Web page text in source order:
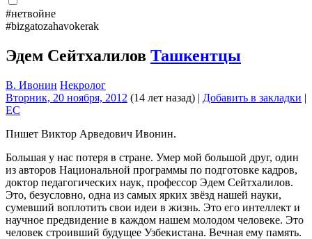
#нетвойне
#bizgatozahavokerak
Эдем Сейтхалилов Ташкентцы
В. Ивонин Некролог
Вторник, 20 ноября, 2012 (14 лет назад) | Добавить в закладки |
EC
Пишет Виктор Арведович Ивонин.
Большая у нас потеря в стране. Умер мой большой друг, один
из авторов Национальной программы по подготовке кадров,
доктор педагогических наук, профессор Эдем Сейтхалилов.
Это, безусловно, одна из самых ярких звёзд нашей науки,
сумевший воплотить свои идеи в жизнь. Это его интеллект и
научное предвидение в каждом нашем молодом человеке. Это
человек строивший будущее Узбекистана. Вечная ему память.